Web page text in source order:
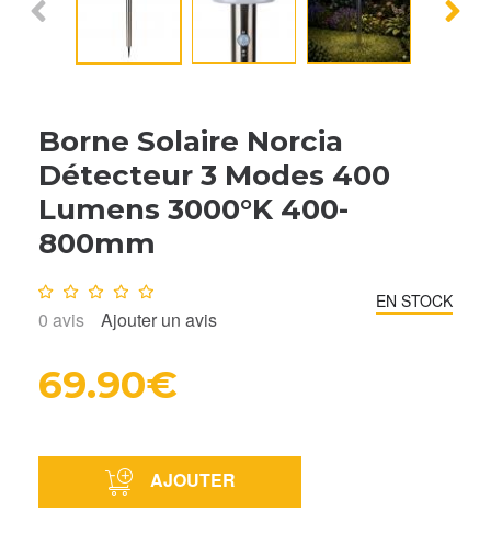
Borne Solaire Norcia
Détecteur 3 Modes 400
Lumens 3000°K 400-
800mm
Note : 0/10
0 avis Ajouter un avis
EN STOCK
69.90€
AJOUTER